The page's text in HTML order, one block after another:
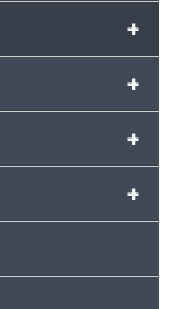
+
+
+
+